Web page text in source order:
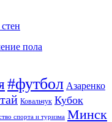
пола
#футбол Азаренко
Ковальчук Кубок
спорта и туризма Минск